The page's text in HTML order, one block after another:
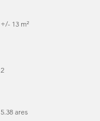
+/- 13 m²
2
5.38 ares